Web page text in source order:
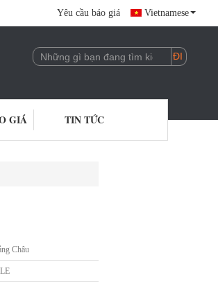
Yêu cầu báo giá Vietnamese
GIÁ TIN TỨC
Châu